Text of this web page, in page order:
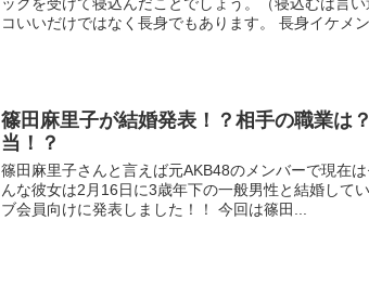
コいいだけではなく長身でもあります。 長身イケメン
篠田麻里子が結婚発表！？相手の職業は
当！？
篠田麻里子さんと言えば元AKB48のメンバーで現在
んな彼女は2月16日に3歳年下の一般男性と結婚して
ブ会員向けに発表しました！！ 今回は篠田...